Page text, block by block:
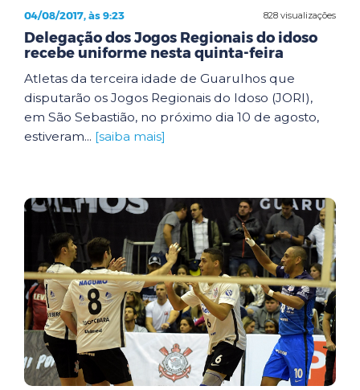
828 visualizações
04/08/2017, às 9:23
Delegação dos Jogos Regionais do idoso
recebe uniforme nesta quinta-feira
Atletas da terceira idade de Guarulhos que
disputarão os Jogos Regionais do Idoso (JORI),
em São Sebastião, no próximo dia 10 de agosto,
estiveram... [saiba mais]